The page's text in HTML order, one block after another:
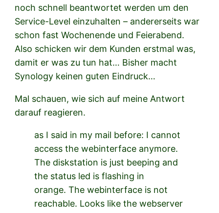
noch schnell beantwortet werden um den
Service-Level einzuhalten – andererseits war
schon fast Wochenende und Feierabend.
Also schicken wir dem Kunden erstmal was,
damit er was zu tun hat… Bisher macht
Synology keinen guten Eindruck…
Mal schauen, wie sich auf meine Antwort
darauf reagieren.
as I said in my mail before: I cannot
access the webinterface anymore.
The diskstation is just beeping and
the status led is flashing in
orange. The webinterface is not
reachable. Looks like the webserver